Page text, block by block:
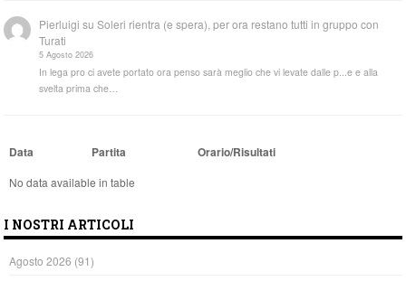
Pierluigi suSoleri rientra (e spera), per ora restano tutti in gruppo con
Turati
5 Agosto 2026
In lega pro ci avete portato ora penso sarà meglio che vi levate dalle p...e e alla
svelta prima che…
Data Partita Orario/Risultati
No data available in table
I NOSTRI ARTICOLI
Agosto 2026 (91)